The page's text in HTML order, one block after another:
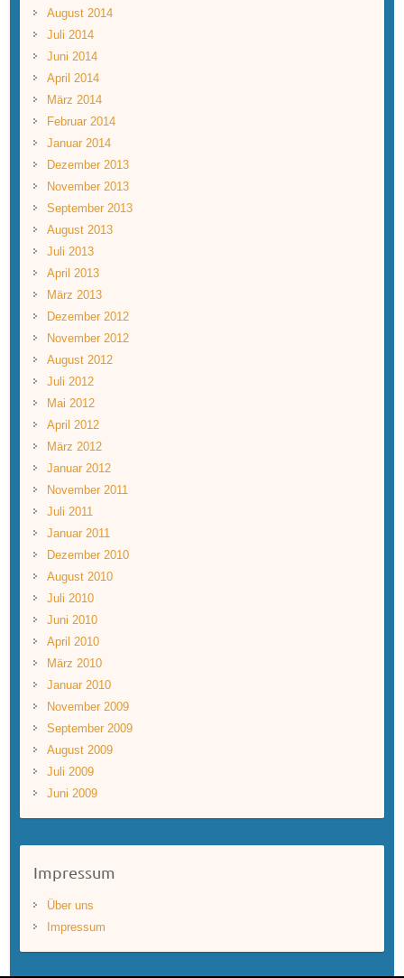
August 2014
Juli 2014
Juni 2014
April 2014
März 2014
Februar 2014
Januar 2014
Dezember 2013
November 2013
September 2013
August 2013
Juli 2013
April 2013
März 2013
Dezember 2012
November 2012
August 2012
Juli 2012
Mai 2012
April 2012
März 2012
Januar 2012
November 2011
Juli 2011
Januar 2011
Dezember 2010
August 2010
Juli 2010
Juni 2010
April 2010
März 2010
Januar 2010
November 2009
September 2009
August 2009
Juli 2009
Juni 2009
Impressum
Über uns
Impressum